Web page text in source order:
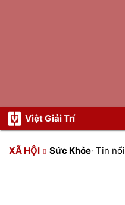
Việt Giải Trí
XÃ HỘI Sức Khỏe· Tin